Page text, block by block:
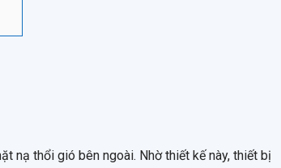
nạ thổi gió bên ngoài. Nhờ thiết kế này, thiết bị